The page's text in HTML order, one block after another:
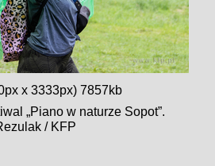
x 3333px) 7857kb
„Piano w naturze Sopot”.
/ KFP